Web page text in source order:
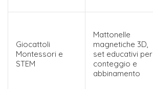
Giocattoli
Montessori e
STEM
Mattonelle
magnetiche 3D,
set educativi per
conteggio e
abbinamento